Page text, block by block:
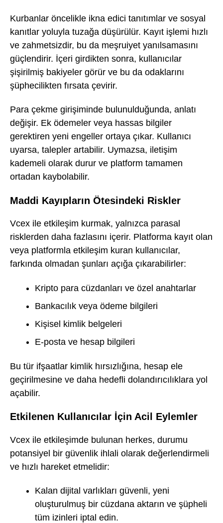
Kurbanlar öncelikle ikna edici tanıtımlar ve sosyal
kanıtlar yoluyla tuzağa düşürülür. Kayıt işlemi hızlı
ve zahmetsizdir, bu da meşruiyet yanılsamasını
güçlendirir. İçeri girdikten sonra, kullanıcılar
şişirilmiş bakiyeler görür ve bu da odaklarını
şüphecilikten fırsata çevirir.
Para çekme girişiminde bulunulduğunda, anlatı
değişir. Ek ödemeler veya hassas bilgiler
gerektiren yeni engeller ortaya çıkar. Kullanıcı
uyarsa, talepler artabilir. Uymazsa, iletişim
kademeli olarak durur ve platform tamamen
ortadan kaybolabilir.
Maddi Kayıpların Ötesindeki Riskler
Vcex ile etkileşim kurmak, yalnızca parasal
risklerden daha fazlasını içerir. Platforma kayıt olan
veya platformla etkileşim kuran kullanıcılar,
farkında olmadan şunları açığa çıkarabilirler:
Kripto para cüzdanları ve özel anahtarlar
Bankacılık veya ödeme bilgileri
Kişisel kimlik belgeleri
E-posta ve hesap bilgileri
Bu tür ifşaatlar kimlik hırsızlığına, hesap ele
geçirilmesine ve daha hedefli dolandırıcılıklara yol
açabilir.
Etkilenen Kullanıcılar İçin Acil Eylemler
Vcex ile etkileşimde bulunan herkes, durumu
potansiyel bir güvenlik ihlali olarak değerlendirmeli
ve hızlı hareket etmelidir:
Kalan dijital varlıkları güvenli, yeni
oluşturulmuş bir cüzdana aktarın ve şüpheli
tüm izinleri iptal edin.